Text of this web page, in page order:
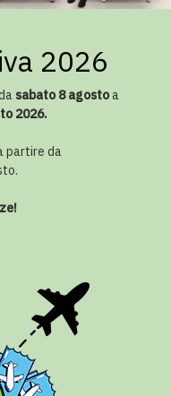
2026
sabato 8 agostoa
2026.
partire da